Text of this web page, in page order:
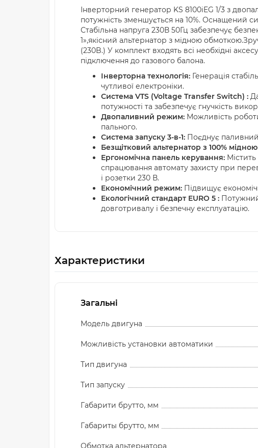
Інверторний генератор KS 8100iEG 1/3 з
потужність зменшується на 10%. Оснащений
Стабільна напруга 230В 50Гц забезпечує
1»,якісний альтернатор з мідною
(230B.) У комплект входять всі необхідні
підключення до газового балона.
Інверторна технологія: Генерація
чутливої електроніки.
Система VTS (Voltage Transfer Switch) :
потужності та забезпечує гнучкість
Двопаливний режим: Можливість роботи
пального.
Система запуску 3-в-1: Поєднує
Безщітковий альтернатор з 100%
Ергономічна панель керування:
спрацювання автомату захисту при
і розетки 230 В.
Економічний режим: Підвищує
Екологічний стандарт EURO 5 :
довготривалу і безпечну експлуатацію.
Характеристики
Загальні
Модель двигуна
Можливість установки автоматики
Тип двигуна
Тип запуску
Габарити брутто, мм
Габариты брутто, мм